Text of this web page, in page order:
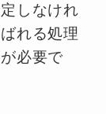
しなけれ
れる処理
必要で